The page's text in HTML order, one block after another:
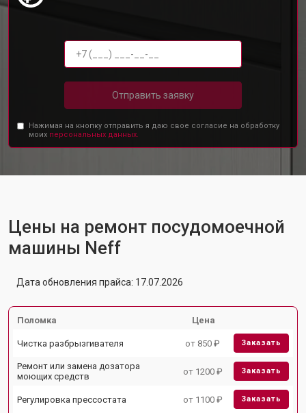
Отправить заявку
Нажимая на кнопку отправить я даю свое согласие на обработку
моих персональных данных.
Цены на ремонт посудомоечной
машины Neff
Дата обновления прайса: 17.07.2026
Поломка Цена
Чистка разбрызгивателя от 850 ₽ Заказать
Ремонт или замена дозатора
моющих средств
от 1200 ₽ Заказать
Регулировка прессостата от 1100 ₽ Заказать